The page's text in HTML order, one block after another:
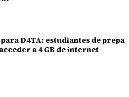
D4TA: estudiantes de prepa
a 4 GB de internet